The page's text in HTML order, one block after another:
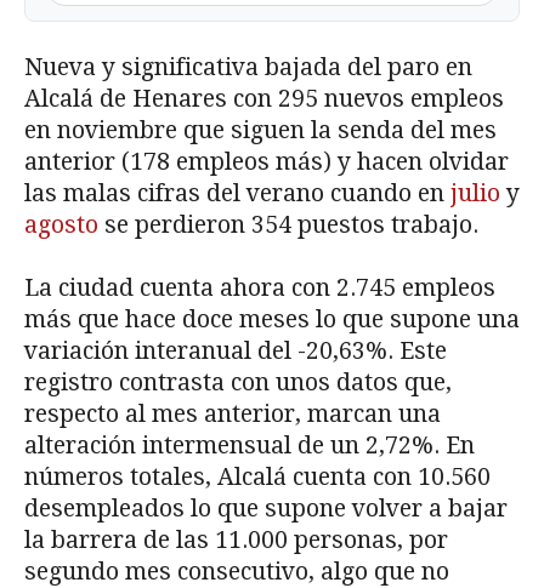
Nueva y significativa bajada del paro en
Alcalá de Henares con 295 nuevos empleos
en noviembre que siguen la senda del mes
anterior (178 empleos más) y hacen olvidar
las malas cifras del verano cuando en julio y
agosto se perdieron 354 puestos trabajo.
La ciudad cuenta ahora con 2.745 empleos
más que hace doce meses lo que supone una
variación interanual del -20,63%. Este
registro contrasta con unos datos que,
respecto al mes anterior, marcan una
alteración intermensual de un 2,72%. En
números totales, Alcalá cuenta con 10.560
desempleados lo que supone volver a bajar
la barrera de las 11.000 personas, por
segundo mes consecutivo, algo que no